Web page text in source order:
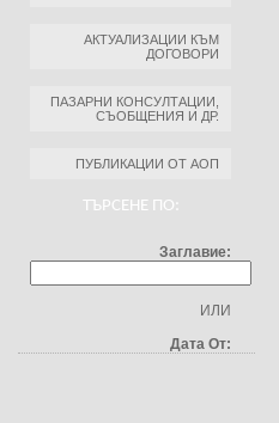
АКТУАЛИЗАЦИИ КЪМ
ДОГОВОРИ
ПАЗАРНИ КОНСУЛТАЦИИ,
СЪОБЩЕНИЯ И ДР.
ПУБЛИКАЦИИ ОТ АОП
ТЪРСЕНЕ ПО:
Заглавие:
ИЛИ
Дата От: